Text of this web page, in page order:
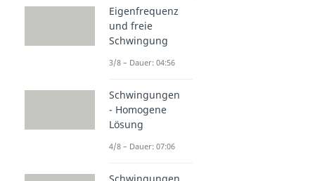
Eigenfrequenz
und freie
Schwingung
3/8 – Dauer: 04:56
Schwingungen
- Homogene
Lösung
4/8 – Dauer: 07:06